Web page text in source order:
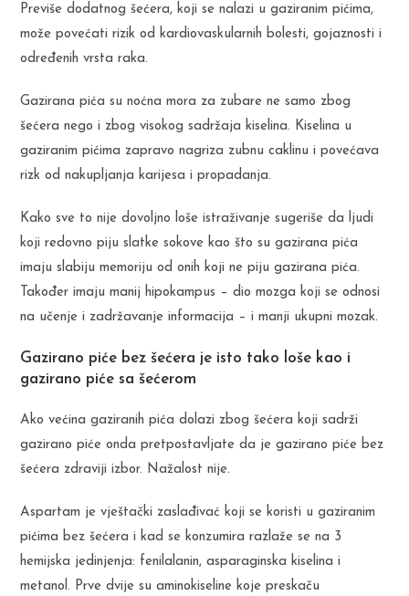
Previše dodatnog šećera, koji se nalazi u gaziranim pićima,
može povećati rizik od kardiovaskularnih bolesti, gojaznosti i
određenih vrsta raka.
Gazirana pića su noćna mora za zubare ne samo zbog
šećera nego i zbog visokog sadržaja kiselina. Kiselina u
gaziranim pićima zapravo nagriza zubnu caklinu i povećava
rizk od nakupljanja karijesa i propadanja.
Kako sve to nije dovoljno loše istraživanje sugeriše da ljudi
koji redovno piju slatke sokove kao što su gazirana pića
imaju slabiju memoriju od onih koji ne piju gazirana pića.
Također imaju manij hipokampus – dio mozga koji se odnosi
na učenje i zadržavanje informacija – i manji ukupni mozak.
Gazirano piće bez šećera je isto tako loše kao i
gazirano piće sa šećerom
Ako većina gaziranih pića dolazi zbog šećera koji sadrži
gazirano piće onda pretpostavljate da je gazirano piće bez
šećera zdraviji izbor. Nažalost nije.
Aspartam je vještački zaslađivać koji se koristi u gaziranim
pićima bez šećera i kad se konzumira razlaže se na 3
hemijska jedinjenja: fenilalanin, asparaginska kiselina i
metanol. Prve dvije su aminokiseline koje preskaču